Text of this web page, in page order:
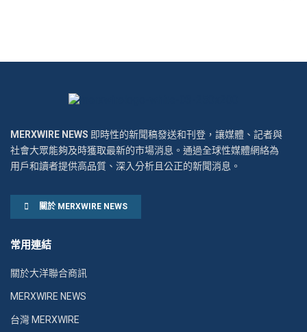
MERXWIRE NEWS 即時性的新聞稿發送和刊登，讓媒體、記者與
社會大眾能夠及時獲取最新的市場消息。通過全球性媒體網絡為
用戶和讀者提供高品質、深入分析且公正的新聞消息。
關於 MERXWIRE NEWS
常用連結
關於大洋聯合商訊
MERXWIRE NEWS
台灣 MERXWIRE